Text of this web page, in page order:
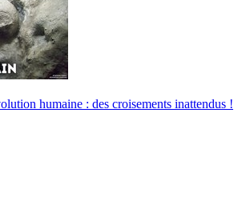
humaine : des croisements inattendus !